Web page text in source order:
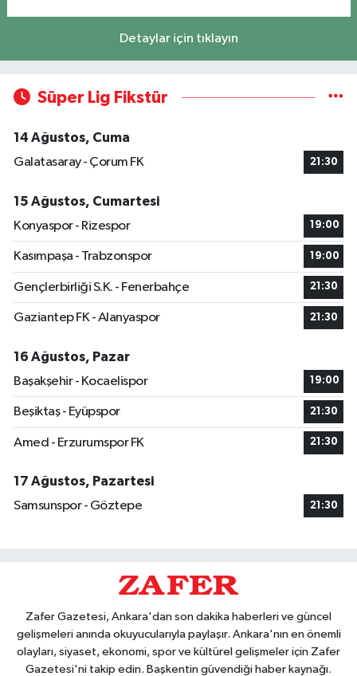
Detaylar için tıklayın
Süper Lig Fikstür
14 Ağustos, Cuma
Galatasaray - Çorum FK
21:30
15 Ağustos, Cumartesi
Konyaspor - Rizespor
19:00
Kasımpaşa - Trabzonspor 19:00
Gençlerbirliği S.K. - Fenerbahçe 21:30
Gaziantep FK - Alanyaspor 21:30
16 Ağustos, Pazar
Başakşehir - Kocaelispor
19:00
Beşiktaş - Eyüpspor 21:30
Amed - Erzurumspor FK 21:30
17 Ağustos, Pazartesi
Samsunspor - Göztepe
21:30
Zafer Gazetesi, Ankara'dan son dakika haberleri ve güncel
gelişmeleri anında okuyucularıyla paylaşır. Ankara'nın en önemli
olayları, siyaset, ekonomi, spor ve kültürel gelişmeler için Zafer
Gazetesi'ni takip edin. Başkentin güvendiği haber kaynağı.